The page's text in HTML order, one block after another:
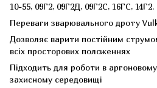
10-55, 09Г2, 09Г2Д, 09Г2С, 16ГС, 14Г2.
Переваги зварювального дроту
Дозволяє варити постійним
всіх просторових положеннях
Підходить для роботи в
захисному середовищі